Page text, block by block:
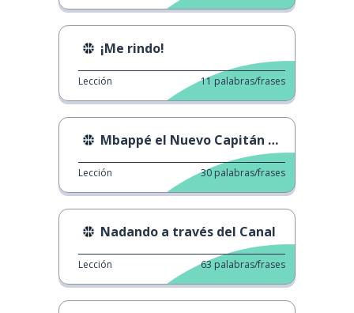
¡Me rindo!
Lección 11 palabras/frases
Mbappé el Nuevo Capitán de Francia
Lección 30 palabras/frases
Nadando a través del Canal
Lección 63 palabras/frases